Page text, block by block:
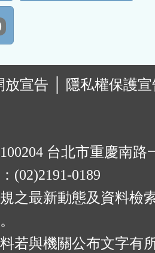
放宣告
隱私權保護
台北市重慶南路
(02)2191-0189
之最新動態及資料檢
若與機關公布文字有